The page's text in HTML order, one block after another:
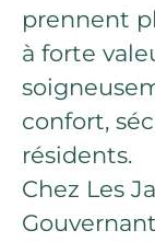
prennent
à forte
confort,
résidents.
Chez Les